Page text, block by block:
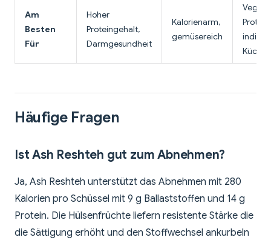
Am
Besten
Für
Hoher
Proteingehalt,
Darmgesundheit
Kalorienarm,
gemüsereich
Protein,
Küche
Häufige Fragen
Ist Ash Reshteh gut zum Abnehmen?
Ja, Ash Reshteh unterstützt das Abnehmen mit 280
Kalorien pro Schüssel mit 9 g Ballaststoffen und 14 g
Protein. Die Hülsenfrüchte liefern resistente Stärke die
die Sättigung erhöht und den Stoffwechsel ankurbeln